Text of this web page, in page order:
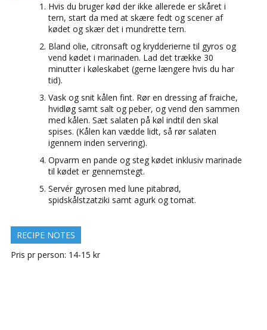
Hvis du bruger kød der ikke allerede er skåret i
tern, start da med at skære fedt og scener af
kødet og skær det i mundrette tern.
Bland olie, citronsaft og krydderierne til gyros og
vend kødet i marinaden. Lad det trække 30
minutter i køleskabet (gerne længere hvis du har
tid).
Vask og snit kålen fint. Rør en dressing af fraiche,
hvidløg samt salt og peber, og vend den sammen
med kålen. Sæt salaten på køl indtil den skal
spises. (Kålen kan vædde lidt, så rør salaten
igennem inden servering).
Opvarm en pande og steg kødet inklusiv marinade
til kødet er gennemstegt.
Servér gyrosen med lune pitabrød,
spidskålstzatziki samt agurk og tomat.
RECIPE NOTES
Pris pr person: 14-15 kr